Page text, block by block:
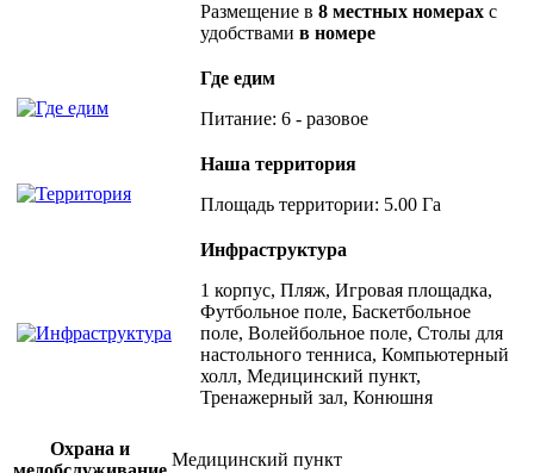
Размещение в 8 местных номерах с
удобствами в номере
Где едим
Питание: 6 - разовое
Наша территория
Площадь территории: 5.00 Га
Инфраструктура
1 корпус, Пляж, Игровая площадка,
Футбольное поле, Баскетбольное
поле, Волейбольное поле, Столы для
настольного тенниса, Компьютерный
холл, Медицинский пункт,
Тренажерный зал, Конюшня
Охрана и
Медицинский пункт